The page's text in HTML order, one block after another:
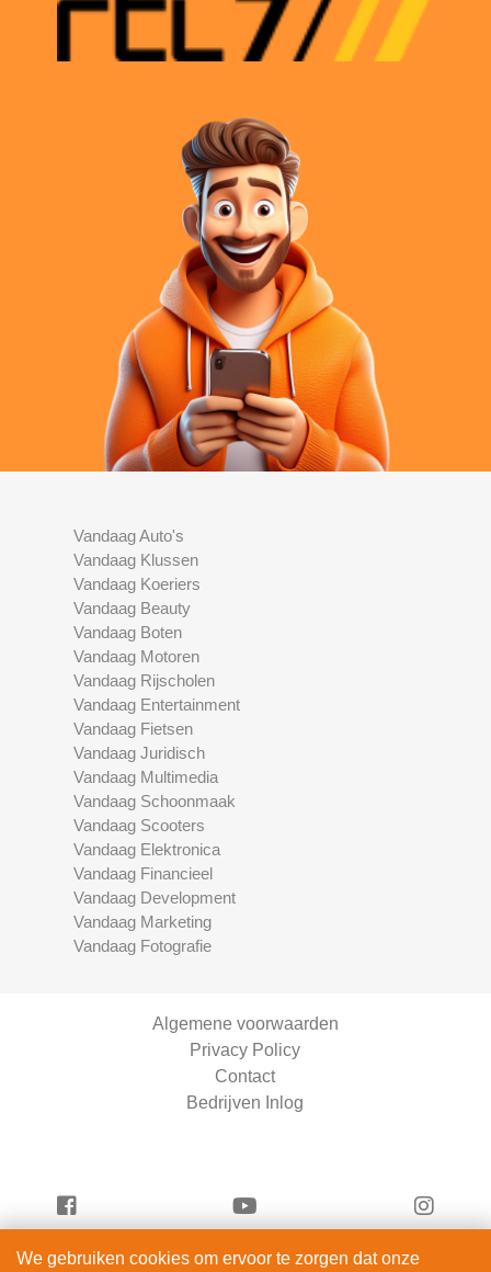
Vandaag Auto's
Vandaag Klussen
Vandaag Koeriers
Vandaag Beauty
Vandaag Boten
Vandaag Motoren
Vandaag Rijscholen
Vandaag Entertainment
Vandaag Fietsen
Vandaag Juridisch
Vandaag Multimedia
Vandaag Schoonmaak
Vandaag Scooters
Vandaag Elektronica
Vandaag Financieel
Vandaag Development
Vandaag Marketing
Vandaag Fotografie
Algemene voorwaarden
Privacy Policy
Contact
Bedrijven Inlog
We gebruiken cookies om ervoor te zorgen dat onze